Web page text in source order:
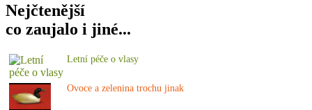
Nejčtenější
co zaujalo i jiné...
Letní péče o vlasy
Ovoce a zelenina trochu jinak